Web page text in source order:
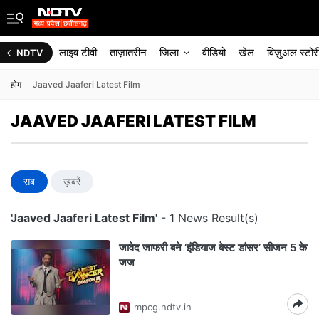
NDTV लाइव टीवी ताज़ातरीन जिला वीडियो खेल विज़ुअल
होम Jaaved Jaaferi Latest Film
JAAVED JAAFERI LATEST FILM
सब ख़बरें
'Jaaved Jaaferi Latest Film' - 1 News Result(s)
जावेद जाफरी बने ‘इंडियाज बेस्ट डांसर’ सीजन 5 के
जज
mpcg.ndtv.in